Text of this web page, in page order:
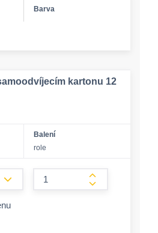
Barva
kartonu 12
Balení
role
form.increase-